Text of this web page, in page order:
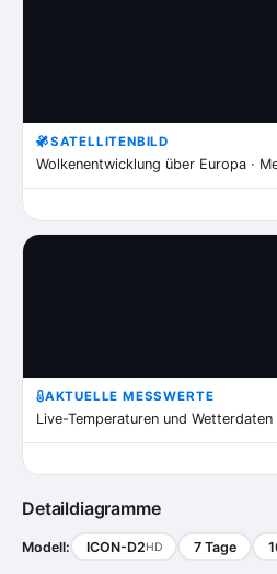
SATELLITENBILD
Wolkenentwicklung über Europa ·
AKTUELLE MESSWERTE
Live-Temperaturen und
Detaildiagramme
Modell: ICON-D2HD 7 Tage